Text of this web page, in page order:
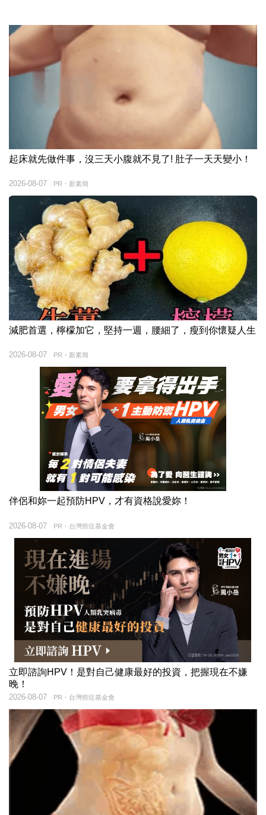
起床就先做件事，沒三天小腹就不見了! 肚子一天天變小！
PR・新素簡
2026-08-07
減肥首選，檸檬加它，堅持一週，腰細了，瘦到你懷疑人生
PR・新素簡
2026-08-07
伴侶和妳一起預防HPV，才有資格說愛妳！
PR・台灣癌症基金會
2026-08-07
立即諮詢HPV！是對自己健康最好的投資，把握現在不嫌
晚！
PR・台灣癌症基金會
2026-08-07